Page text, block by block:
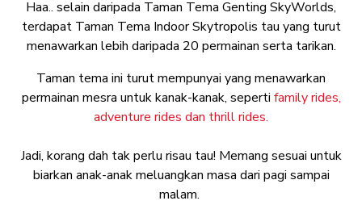
Haa.. selain daripada Taman Tema Genting SkyWorlds,
terdapat Taman Tema Indoor Skytropolis tau yang turut
menawarkan lebih daripada 20 permainan serta tarikan.
Taman tema ini turut mempunyai yang menawarkan
permainan mesra untuk kanak-kanak, seperti family rides,
adventure rides dan thrill rides.
Jadi, korang dah tak perlu risau tau! Memang sesuai untuk
biarkan anak-anak meluangkan masa dari pagi sampai
malam.